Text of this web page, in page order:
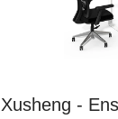
Xusheng -